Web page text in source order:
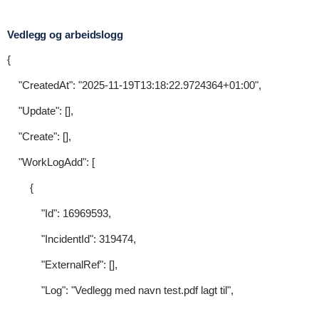
Vedlegg og arbeidslogg
{
"CreatedAt": "2025-11-19T13:18:22.9724364+01:00",
"Update": [],
"Create": [],
"WorkLogAdd": [
{
"Id": 16969593,
"IncidentId": 319474,
"ExternalRef": [],
"Log": "Vedlegg med navn test.pdf lagt til",